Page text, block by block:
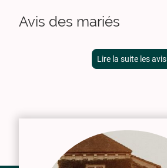
Avis des mariés
Lire la suite les avis